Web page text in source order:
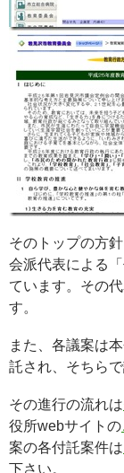
そのトップの方
会派代表による
ています。その
す。
また、各議案は
託され、そちら
その進行の流れは
役所webサイトの
案の各付託案件は
下さい。